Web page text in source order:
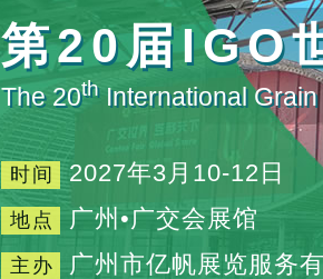
第20届IGO
The 20thInternational Grain
时间 2027年3月10-12日
地点 广州•广交会展馆
主办 广州市亿帆展览服务